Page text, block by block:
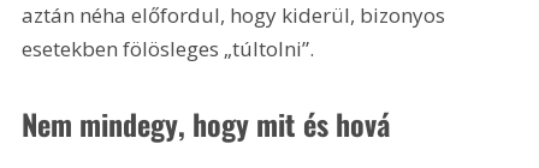
aztán néha előfordul, hogy kiderül, bizonyos
esetekben fölösleges „túltolni”.
Nem mindegy, hogy mit és hová